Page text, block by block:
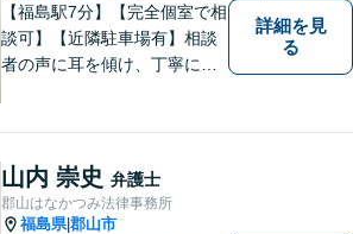
【福島駅7分】【完全個室で相
談可】【近隣駐車場有】相談
者の声に耳を傾け、丁寧にわ
った」と思っていただけるよ
うに全力を尽くしていきま
す。
詳細を見
る
山内 崇史 弁護士
郡山はなかつみ法律事務所
福島県|郡山市